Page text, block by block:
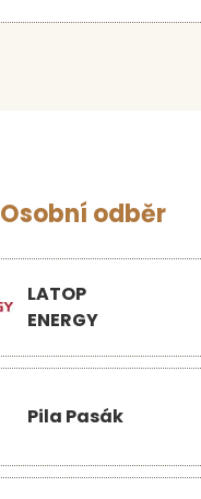
Osobní odběr
LATOP
ENERGY
Pila Pasák